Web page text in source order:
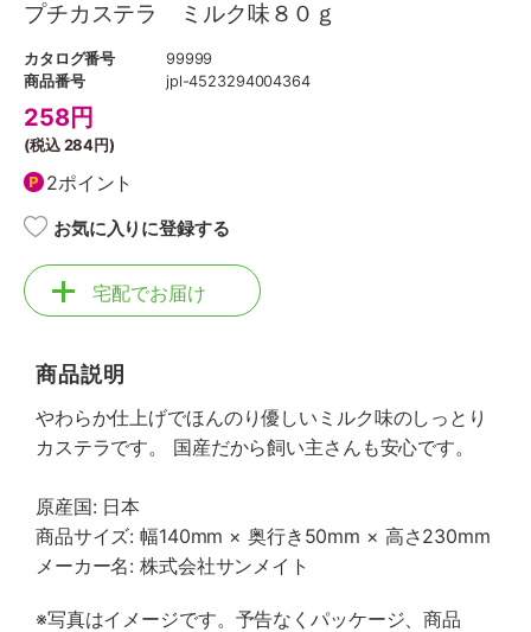
プチカステラ ミルク味８０ｇ
カタログ番号
99999
商品番号
jpl-4523294004364
258円
(税込284円)
2ポイント
お気に入りに登録する
宅配でお届け
商品説明
やわらか仕上げでほんのり優しいミルク味のしっとり
カステラです。 国産だから飼い主さんも安心です。
原産国: 日本
商品サイズ: 幅140mm × 奥行き50mm × 高さ230mm
メーカー名: 株式会社サンメイト
※写真はイメージです。予告なくパッケージ、商品